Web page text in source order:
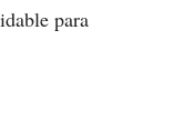
para